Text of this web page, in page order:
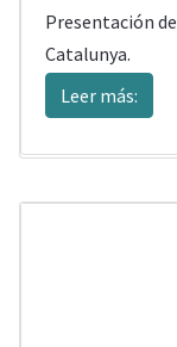
Presentación
Catalunya.
Leer más: